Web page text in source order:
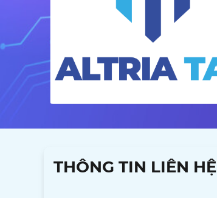
THÔNG TIN LIÊN HỆ